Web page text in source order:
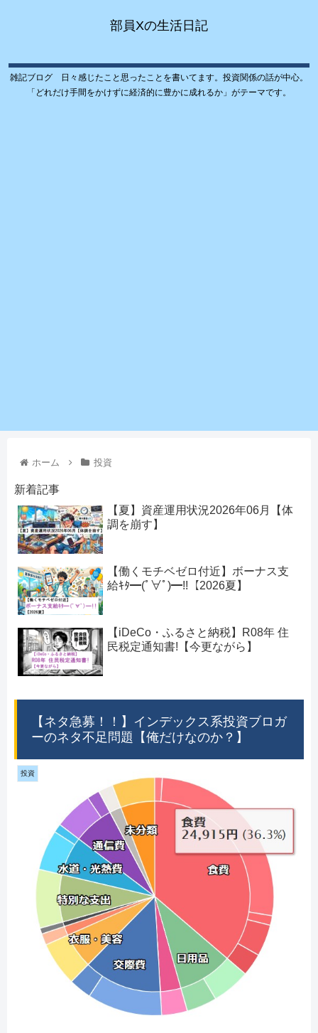
部員Xの生活日記
雑記ブログ 日々感じたこと思ったことを書いてます。投資関係の話が中心。
「どれだけ手間をかけずに経済的に豊かに成れるか」がテーマです。
ホーム 投資
新着記事
【夏】資産運用状況2026年06月【体
調を崩す】
【働くモチベゼロ付近】ボーナス支
給ｷﾀ━(ﾟ∀ﾟ)━!!【2026夏】
【iDeCo・ふるさと納税】R08年 住
民税定通知書!【今更ながら】
【ネタ急募！！】インデックス系投資ブロガ
ーのネタ不足問題【俺だけなのか？】
投資